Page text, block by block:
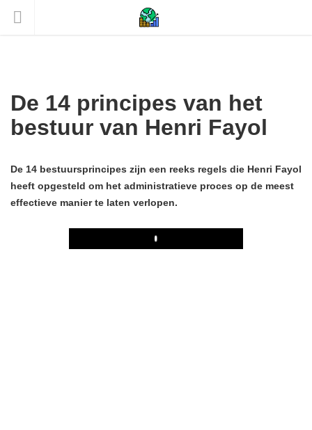
De 14 principes van het
bestuur van Henri Fayol
De 14 bestuursprincipes zijn een reeks regels die Henri Fayol
heeft opgesteld om het administratieve proces op de meest
effectieve manier te laten verlopen.
Play